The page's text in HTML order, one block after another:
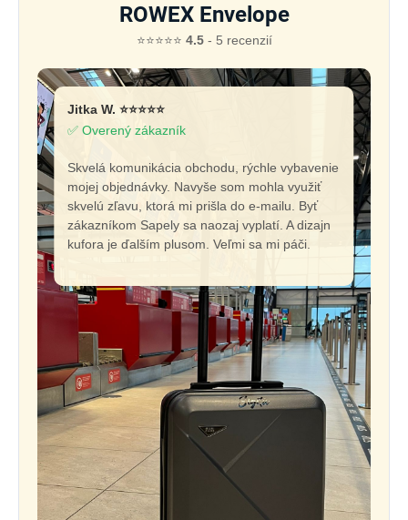
ROWEX Envelope
⭐⭐⭐⭐⭐ 4.5- 5 recenzií
Jitka W. ⭐⭐⭐⭐⭐
✅ Overený zákazník
Skvelá komunikácia obchodu, rýchle vybavenie
mojej objednávky. Navyše som mohla využiť
skvelú zľavu, ktorá mi prišla do e-mailu. Byť
zákazníkom Sapely sa naozaj vyplatí. A dizajn
kufora je ďalším plusom. Veľmi sa mi páči.